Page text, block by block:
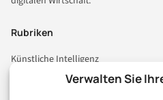
Verwalten Sie
Rubriken
Künstliche Intelligenz
Technologie & IT